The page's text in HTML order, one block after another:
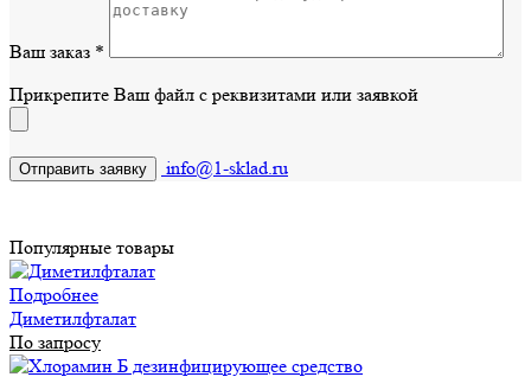
Ваш заказ *
Прикрепите Ваш файл с реквизитами или заявкой
info@1-sklad.ru
Популярные товары
Подробнее
Диметилфталат
По запросу